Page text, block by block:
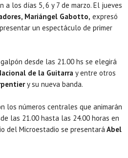
a los días 5, 6 y 7 de marzo. El jueves
Mariángel Gabotto, expresó
un espectáculo de primer
desde las 21.00 hs se elegirá
de la Guitarra y entre otros
y su nueva banda.
los números centrales que animarán
las 21.00 hasta las 24.00 horas en
del Microestadio se presentaráAbel